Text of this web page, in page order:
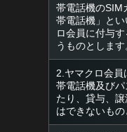
帯電話機のSIM
帯電話機」と
ロ会員に付与
うものとします
2.ヤマクロ会
帯電話機及び
たり、貸与、
はできないもの